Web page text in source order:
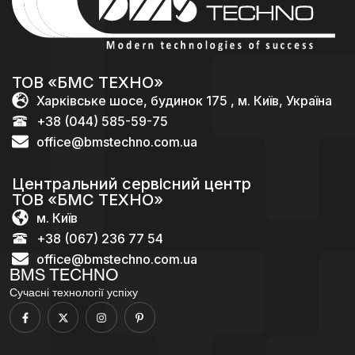
BMS TECHNO
Сучасні технології успіху
ТОВ «БМС ТЕХНО»
Харківське шосе, будинок 175 , м. Київ, Україна
+38 (044) 585-59-75
office@bmstechno.com.ua
Центральний сервісний центр
ТОВ «БМС ТЕХНО»
м. Київ
+38 (067) 236 77 54
office@bmstechno.com.ua